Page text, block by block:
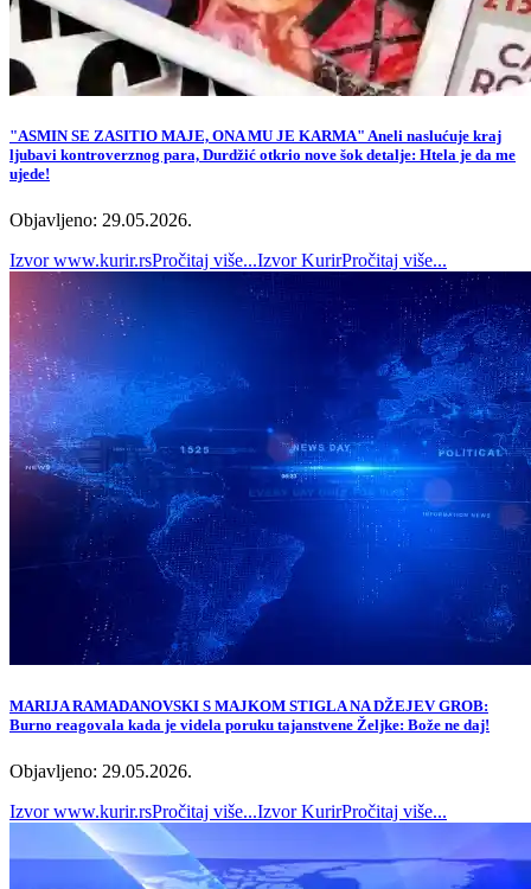
"ASMIN SE ZASITIO MAJE, ONA MU JE KARMA" Aneli naslućuje kraj
ljubavi kontroverznog para, Durdžić otkrio nove šok detalje: Htela je da me
ujede!
Objavljeno: 29.05.2026.
Izvorwww.kurir.rsPročitaj više...IzvorKurirPročitaj više...
MARIJA RAMADANOVSKI S MAJKOM STIGLA NA DŽEJEV GROB:
Burno reagovala kada je videla poruku tajanstvene Željke: Bože ne daj!
Objavljeno: 29.05.2026.
Izvorwww.kurir.rsPročitaj više...IzvorKurirPročitaj više...